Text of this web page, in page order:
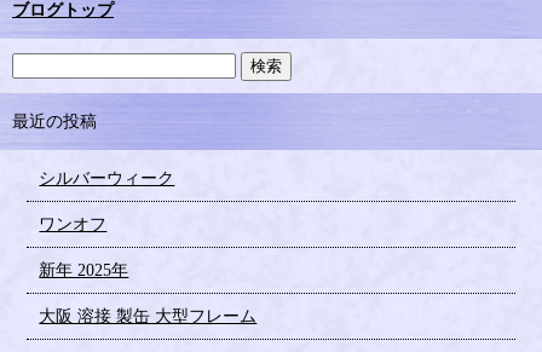
ブログトップ
最近の投稿
シルバーウィーク
ワンオフ
新年 2025年
大阪 溶接 製缶 大型フレーム